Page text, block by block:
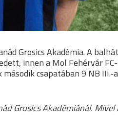
Grosics Akadémia. A
innen a Mol Fehérvár
csapatában 9 NB
Grosics Akadémiánál.